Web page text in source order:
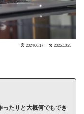
2024.06.17 2025.10.25
たりと大概何でもでき